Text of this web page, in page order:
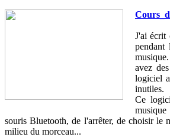
J'ai écrit
pendant
avez
logiciel
inutiles.
Ce
souris Bluetooth, de l'arrêter, de choisir le
milieu du morceau...